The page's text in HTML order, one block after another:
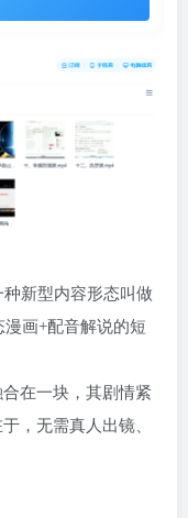
新型内容形态叫做
画+配音解说的短
在一块，其剧情紧
，无需真人出镜、